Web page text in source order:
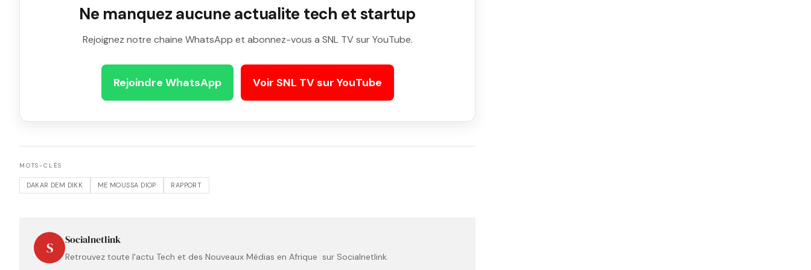
Ne manquez aucune actualite tech et startup
Rejoignez notre chaine WhatsApp et abonnez-vous a SNL TV sur YouTube.
Rejoindre WhatsApp Voir SNL TV sur YouTube
MOTS-CLÉS
DAKAR DEM DIKK ME MOUSSA DIOP RAPPORT
S Socialnetlink
Retrouvez toute l'actu Tech et des Nouveaux Médias en Afrique sur Socialnetlink.